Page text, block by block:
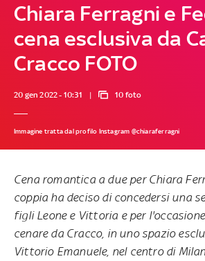
Chiara Ferragni e
cena esclusiva da
Cracco FOTO
20 gen 2022 - 10:31 10 foto
Immagine tratta dal profilo Instagram @chiaraferragni
Cena romantica a due per Chiara
coppia ha deciso di concedersi una
figli Leone e Vittoria e per
cenare da Cracco, in uno spazio
Vittorio Emanuele, nel centro di